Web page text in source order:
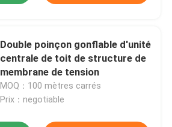
Double poinçon gonflable d'unité
centrale de toit de structure de
membrane de tension
MOQ：100 mètres carrés
Prix：negotiable